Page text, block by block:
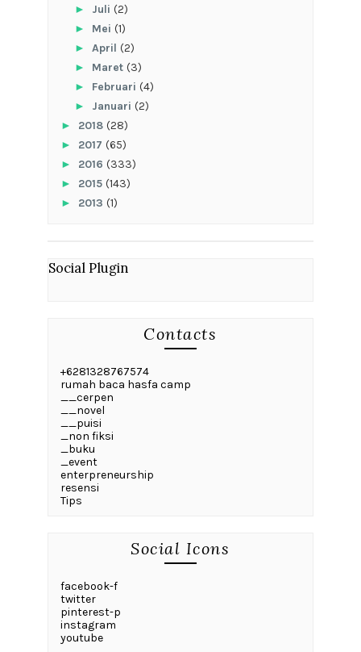
► Juli (2)
► Mei (1)
► April (2)
► Maret (3)
► Februari (4)
► Januari (2)
► 2018 (28)
► 2017 (65)
► 2016 (333)
► 2015 (143)
► 2013 (1)
Social Plugin
Contacts
+6281328767574
rumah baca hasfa camp
__cerpen
__novel
__puisi
_non fiksi
_buku
_event
enterpreneurship
resensi
Tips
Social Icons
facebook-f
twitter
pinterest-p
instagram
youtube